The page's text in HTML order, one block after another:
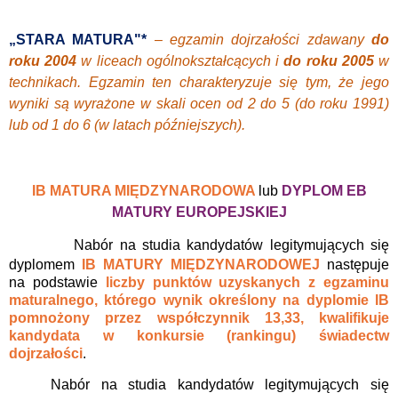
„STARA MATURA"* – egzamin dojrzałości zdawanydo
roku 2004 w liceach ogólnokształcących ido roku 2005w
technikach. Egzamin ten charakteryzuje się tym, że jego
wyniki są wyrażone w skali ocen od 2 do 5 (do roku 1991)
lub od 1 do 6 (w latach późniejszych).
IB MATURA MIĘDZYNARODOWA lub DYPLOM EB
MATURY EUROPEJSKIEJ
Nabór na studia kandydatów legitymujących się
dyplomem
IB MATURY MIĘDZYNARODOWEJ następuje
na podstawie
liczby punktów uzyskanych z egzaminu
maturalnego, którego wynik określony na dyplomie IB
pomnożony przez współczynnik 13,33, kwalifikuje
kandydata w konkursie (rankingu) świadectw
dojrzałości.
Nabór na studia kandydatów legitymujących się